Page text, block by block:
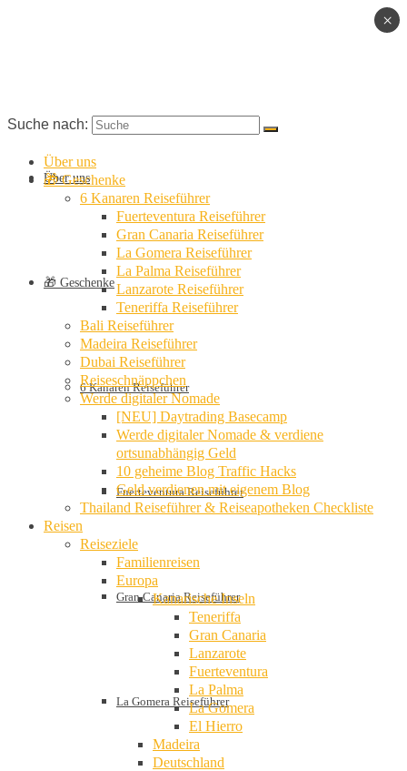
Über uns
🎁 Geschenke
6 Kanaren Reiseführer
Fuerteventura Reiseführer
Gran Canaria Reiseführer
La Gomera Reiseführer
Suche nach:
Über uns
🎁 Geschenke
6 Kanaren Reiseführer
Fuerteventura Reiseführer
Gran Canaria Reiseführer
La Gomera Reiseführer
La Palma Reiseführer
Lanzarote Reiseführer
Teneriffa Reiseführer
Bali Reiseführer
Madeira Reiseführer
Dubai Reiseführer
Reiseschnäppchen
Werde digitaler Nomade
[NEU] Daytrading Basecamp
Werde digitaler Nomade & verdiene
ortsunabhängig Geld
10 geheime Blog Traffic Hacks
Geld verdienen mit eigenem Blog
Thailand Reiseführer & Reiseapotheken Checkliste
Reisen
Reiseziele
Familienreisen
Europa
Kanarische Inseln
Teneriffa
Gran Canaria
Lanzarote
Fuerteventura
La Palma
La Gomera
El Hierro
Madeira
Deutschland
×